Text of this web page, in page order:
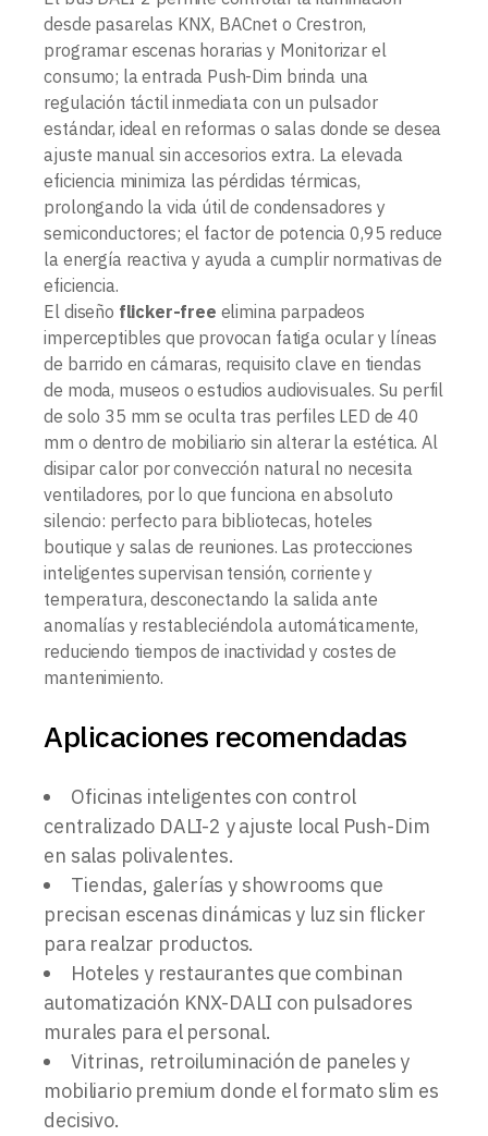
desde pasarelas KNX, BACnet o Crestron,
programar escenas horarias y Monitorizar el
consumo; la entrada Push-Dim brinda una
regulación táctil inmediata con un pulsador
estándar, ideal en reformas o salas donde se desea
ajuste manual sin accesorios extra. La elevada
eficiencia minimiza las pérdidas térmicas,
prolongando la vida útil de condensadores y
semiconductores; el factor de potencia 0,95 reduce
la energía reactiva y ayuda a cumplir normativas de
eficiencia.
El diseño flicker-free elimina parpadeos
imperceptibles que provocan fatiga ocular y líneas
de barrido en cámaras, requisito clave en tiendas
de moda, museos o estudios audiovisuales. Su perfil
de solo 35 mm se oculta tras perfiles LED de 40
mm o dentro de mobiliario sin alterar la estética. Al
disipar calor por convección natural no necesita
ventiladores, por lo que funciona en absoluto
silencio: perfecto para bibliotecas, hoteles
boutique y salas de reuniones. Las protecciones
inteligentes supervisan tensión, corriente y
temperatura, desconectando la salida ante
anomalías y restableciéndola automáticamente,
reduciendo tiempos de inactividad y costes de
mantenimiento.
Aplicaciones recomendadas
Oficinas inteligentes con control
centralizado DALI-2 y ajuste local Push-Dim
en salas polivalentes.
Tiendas, galerías y showrooms que
precisan escenas dinámicas y luz sin flicker
para realzar productos.
Hoteles y restaurantes que combinan
automatización KNX-DALI con pulsadores
murales para el personal.
Vitrinas, retroiluminación de paneles y
mobiliario premium donde el formato slim es
decisivo.